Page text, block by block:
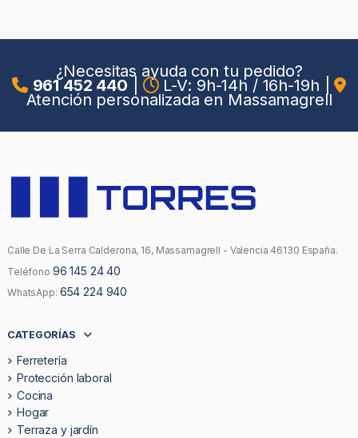
¿Necesitas ayuda con tu pedido?
961 452 440 L-V: 9h-14h / 16h-19h
Atención personalizada en Massamagrell
Calle De La Serra Calderona, 16, Massamagrell - Valencia 46130 España.
Teléfono 96 145 24 40
WhatsApp: 654 224 940
CATEGORÍAS
Ferretería
Protección laboral
Cocina
Hogar
Terraza y jardín